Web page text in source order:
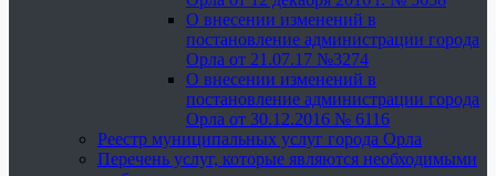
О внесении изменений в
постановление администрации города
Орла от 21.07.17 №3274
О внесении изменений в
постановление администрации города
Орла от 30.12.2016 № 6116
Реестр муниципальных услуг города Орла
Перечень услуг, которые являются необходимыми